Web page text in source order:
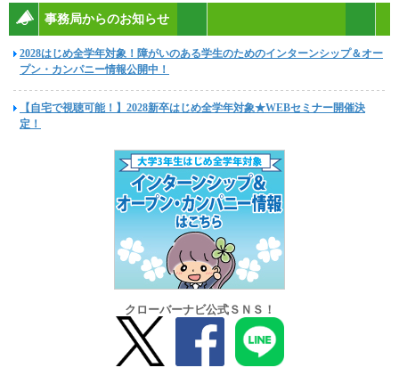
事務局からのお知らせ
2028はじめ全学年対象！障がいのある学生のためのインターンシップ＆オー
プン・カンパニー情報公開中！
【自宅で視聴可能！】2028新卒はじめ全学年対象★WEBセミナー開催決
定！
クローバーナビ公式ＳＮＳ！